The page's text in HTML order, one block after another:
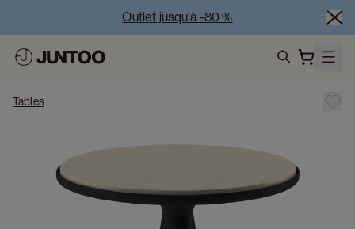
Outlet jusqu'à -80 %
Liquidation des modèles d'exposition – Visitez nos
Vente Conjointe -50% à l’achat de minimum 2 meubles
Tables